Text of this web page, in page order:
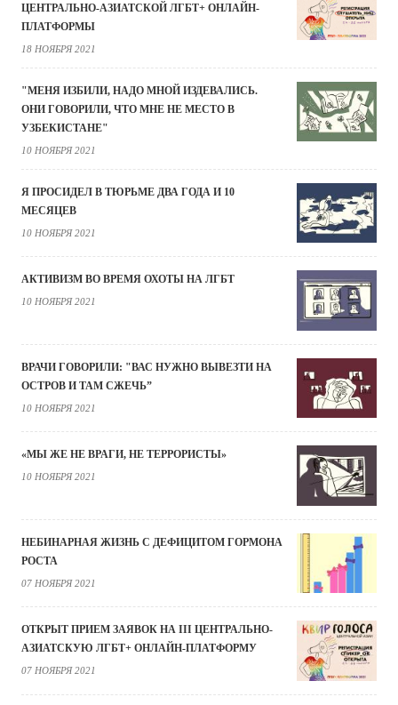
ЦЕНТРАЛЬНО-АЗИАТСКОЙ ЛГБТ+ ОНЛАЙН-
ПЛАТФОРМЫ
18 НОЯБРЯ 2021
"МЕНЯ ИЗБИЛИ, НАДО МНОЙ ИЗДЕВАЛИСЬ.
ОНИ ГОВОРИЛИ, ЧТО МНЕ НЕ МЕСТО В
УЗБЕКИСТАНЕ"
10 НОЯБРЯ 2021
Я ПРОСИДЕЛ В ТЮРЬМЕ ДВА ГОДА И 10
МЕСЯЦЕВ
10 НОЯБРЯ 2021
АКТИВИЗМ ВО ВРЕМЯ ОХОТЫ НА ЛГБТ
10 НОЯБРЯ 2021
ВРАЧИ ГОВОРИЛИ: "ВАС НУЖНО ВЫВЕЗТИ НА
ОСТРОВ И ТАМ СЖЕЧЬ”
10 НОЯБРЯ 2021
«МЫ ЖЕ НЕ ВРАГИ, НЕ ТЕРРОРИСТЫ»
10 НОЯБРЯ 2021
НЕБИНАРНАЯ ЖИЗНЬ С ДЕФИЦИТОМ ГОРМОНА
РОСТА
07 НОЯБРЯ 2021
ОТКРЫТ ПРИЕМ ЗАЯВОК НА III ЦЕНТРАЛЬНО-
АЗИАТСКУЮ ЛГБТ+ ОНЛАЙН-ПЛАТФОРМУ
07 НОЯБРЯ 2021